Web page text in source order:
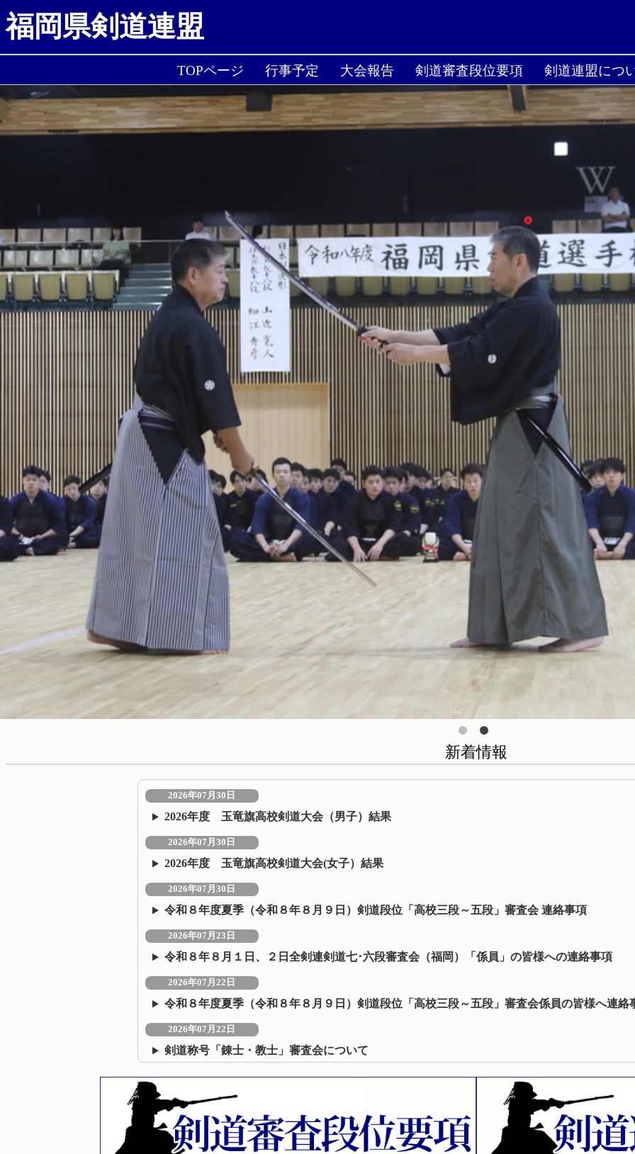
福岡県剣道連盟
TOPページ 行事予定 大会報告 剣道審査段位要項 剣道連盟につ
新着情報
2026年07月30日
2026年度 玉竜旗高校剣道大会（男子）結果
2026年07月30日
2026年度 玉竜旗高校剣道大会(女子）結果
2026年07月30日
令和８年度夏季（令和８年８月９日）剣道段位「高校三段～五段」審査会 連絡事項
2026年07月23日
令和８年８月１日、２日全剣連剣道七･六段審査会（福岡）「係員」の皆様への連絡事項
2026年07月22日
令和８年度夏季（令和８年８月９日）剣道段位「高校三段～五段」審査会係員の皆様へ連絡
2026年07月22日
剣道称号「錬士・教士」審査会について
2026年07月09日
令和８年度 福岡県剣道講習会（指導法）について（再）
2026年07月08日
令和8年度 剣道夏季段位審査会（福岡六・七、愛知八段） 受審者全剣連番号および八段審査